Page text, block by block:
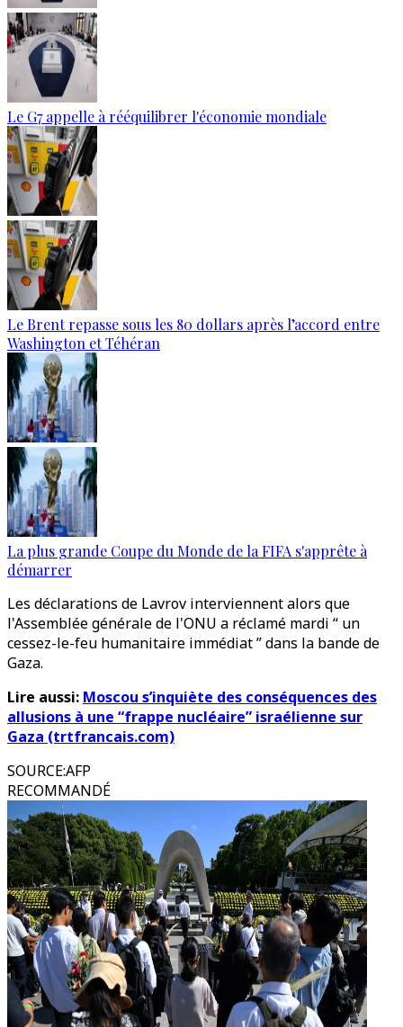
Le G7 appelle à rééquilibrer l'économie mondiale
Le Brent repasse sous les 80 dollars après l’accord entre
Washington et Téhéran
La plus grande Coupe du Monde de la FIFA s'apprête à
démarrer
Les déclarations de Lavrov interviennent alors que
l'Assemblée générale de l'ONU a réclamé mardi “ un
cessez-le-feu humanitaire immédiat ” dans la bande de
Gaza.
Lire aussi: Moscou s’inquiète des conséquences des
allusions à une “frappe nucléaire” israélienne sur
Gaza (trtfrancais.com)
SOURCE:AFP
RECOMMANDÉ